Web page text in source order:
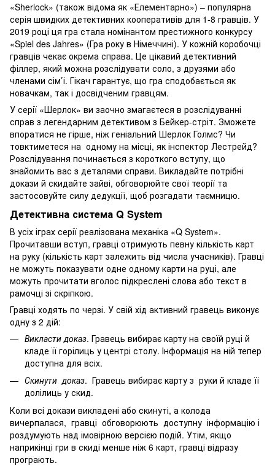
«Sherlock» (також відома як «Елементарно») – популярна
серія швидких детективних кооперативів для 1-8 гравців. У
2019 році ця гра стала номінантом престижного конкурсу
«Spiel des Jahres» (Гра року в Німеччині). У кожній коробочці
гравців чекає окрема справа. Це цікавий детективний
філлер, який можна розслідувати соло, з друзями або
членами сім’ї. Гікач гарантує, що гра сподобається як
новачкам, так і досвідченим гравцям.
У серії «Шерлок» ви заочно змагаєтеся в розслідуванні
справ з легендарним детективом з Бейкер-стріт. Зможете
впоратися не гірше, ніж геніальний Шерлок Голмс? Чи
товктиметеся на одному на місці, як інспектор Лестрейд?
Розслідування починається з короткого вступу, що
знайомить вас з деталями справи. Викладайте потрібні
докази й скидайте зайві, обговорюйте свої теорії та
застосовуйте силу дедукції, щоб розгадати таємницю.
Детективна система Q System
В усіх іграх серії реалізована механіка «Q System».
Прочитавши вступ, гравці отримують певну кількість карт
на руку (кількість карт залежить від числа учасників). Гравці
не можуть показувати одне одному карти на руці, але
можуть прочитати вголос підкреслені слова або текст в
рамочці зі скріпкою.
Гравці ходять по черзі. У свій хід активний гравець виконує
одну з 2 дій:
Викласти доказ. Гравець вибирає карту на своїй руці й
кладе її горілиць у центрі столу. Інформація на ній тепер
доступна для всіх.
Скинути доказ. Гравець вибирає карту з руки й кладе її
долілиць у скид.
Коли всі докази викладені або скинуті, а колода
вичерпалася, гравці обговорюють доступну інформацію і
роздумують над імовірною версією подій. Утім, якщо
наприкінці гри в скиді менше ніж 6 карт, гравці відразу
програють.